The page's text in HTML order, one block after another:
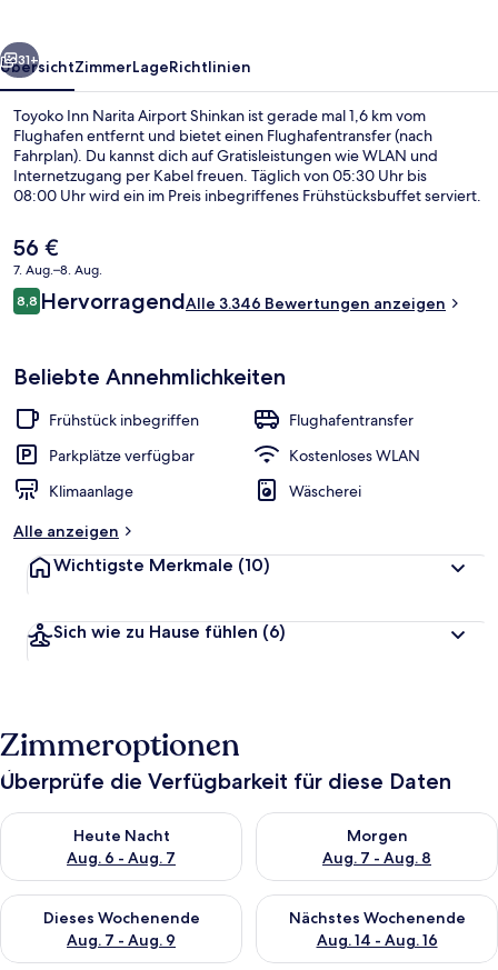
Schreibtisch, kostenloses WLAN,
Weiter
31+
ÜbersichtZimmerLageRichtlinien
Toyoko Inn Narita Airport Shinkan ist gerade mal 1,6 km vom
Flughafen entfernt und bietet einen Flughafentransfer (nach
Fahrplan). Du kannst dich auf Gratisleistungen wie WLAN und
Internetzugang per Kabel freuen. Täglich von 05:30 Uhr bis
08:00 Uhr wird ein im Preis inbegriffenes Frühstücksbuffet serviert.
entfernt: Narita Omotesando und Tempel Naritasan Shinshō-ji.
Anderen Reisenden gefallen das hilfsbereite Personal und das
Preis-Leistungs-Verhältnis sehr gut.
Der
aktuelle
Preis
beträgt
56 €
7. Aug.–8. Aug.
Bewertungen
8,88,8 von 10.
HervorragendAlle 3.346 Bewertungen anzeigen
Beliebte Annehmlichkeiten
Frühstück inbegriffen
Flughafentransfer
Parkplätze verfügbar
Kostenloses WLAN
Klimaanlage
Wäscherei
Alle anzeigen
Wichtigste Merkmale (10)
Sich wie zu Hause fühlen (6)
Zimmeroptionen
Überprüfe die Verfügbarkeit für diese Daten
Heute Nacht
Aug. 6 - Aug. 7
Überprüfe die Verfügbarkeit für heute Nacht, Aug. 6 - Aug. 7.
Morgen
Aug. 7 - Aug. 8
Überprüfe die Verfügbarkeit
Dieses Wochenende
Aug. 7 - Aug. 9
Überprüfe die Verfügbarkeit für dieses Wochenende, Aug. 7
Nächstes Wochenende
Aug. 14 - Aug. 16
Überprüfe die Verfügbarkeit